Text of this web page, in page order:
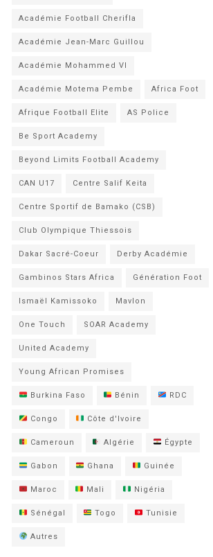
Académie Football Cherifla
Académie Jean-Marc Guillou
Académie Mohammed VI
Académie Motema Pembe Africa Foot
Afrique Football Elite AS Police
Be Sport Academy
Beyond Limits Football Academy
CAN U17 Centre Salif Keita
Centre Sportif de Bamako (CSB)
Club Olympique Thiessois
Dakar Sacré-Coeur Derby Académie
Gambinos Stars Africa Génération Foot
Ismaël Kamissoko Mavlon
One Touch SOAR Academy
United Academy
Young African Promises
Burkina Faso Bénin RDC
Congo Côte d'Ivoire
Cameroun Algérie Égypte
Gabon Ghana Guinée
Maroc Mali Nigéria
Sénégal Togo Tunisie
Autres